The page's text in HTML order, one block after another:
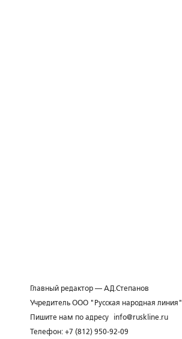
Главный редактор — А.Д.Степанов
Учредитель ООО "Русская народная линия"
Пишите нам по адресу
info@ruskline.ru
Телефон: +7 (812) 950-92-09